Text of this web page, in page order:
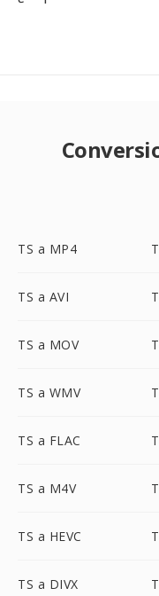
TS a MP4
TS a AVI
TS a MOV
TS a WMV
TS a FLAC
TS a M4V
TS a HEVC
TS a DIVX